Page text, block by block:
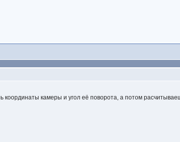
координаты камеры и угол её поворота, а потом